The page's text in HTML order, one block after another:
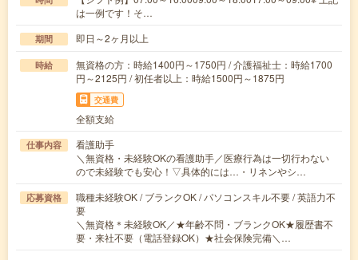
は一例です！そ…
期間 即日～2ヶ月以上
時給
無資格の方：時給1400円～1750円 / 介護福祉士：時給1700
円～2125円 / 初任者以上：時給1500円～1875円
交通費
全額支給
仕事内容
看護助手
＼無資格・未経験OKの看護助手／医療行為は一切行わない
ので未経験でも安心！▽具体的には…・リネンやシ…
応募資格
職種未経験OK / ブランクOK / パソコンスキル不要 / 英語力不
要
＼無資格＊未経験OK／★年齢不問・ブランクOK★履歴書不
要・来社不要（電話登録OK）★社会保険完備＼…